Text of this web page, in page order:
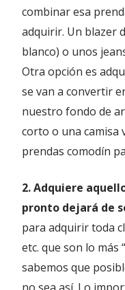
combinar esa
adquirir. Un blazer
blanco) o unos
Otra opción es
se van a convertir
nuestro fondo de
corto o una camisa
prendas comodín
2. Adquiere
pronto dejará de
para adquirir toda
etc. que son lo más
sabemos que